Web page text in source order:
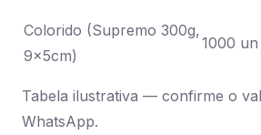
Colorido (Supremo 300g,
9x5cm)
1000 un
Tabela ilustrativa — confirme o
WhatsApp.